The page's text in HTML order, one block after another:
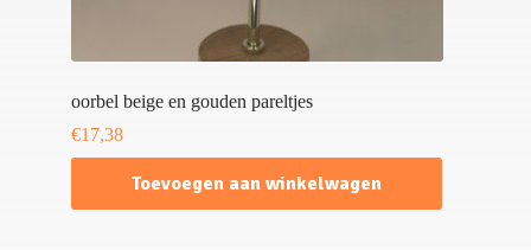
oorbel beige en gouden pareltjes
€17,38
Toevoegen aan winkelwagen